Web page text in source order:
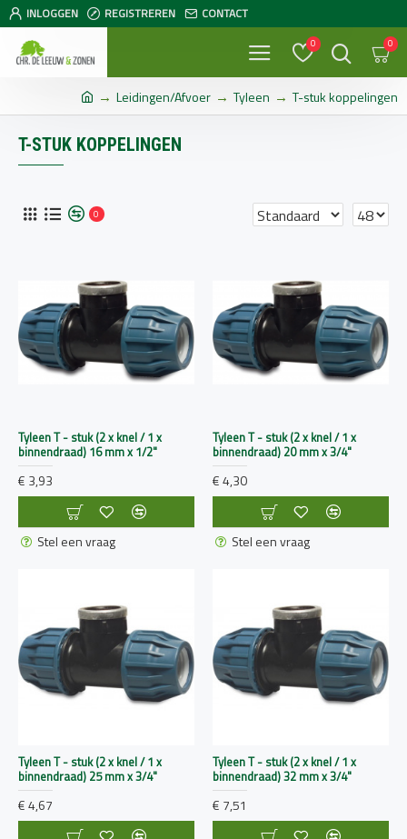
INLOGGEN REGISTREREN CONTACT
0 0
Leidingen/Afvoer Tyleen T-stuk koppelingen
T-STUK KOPPELINGEN
0
Tyleen T - stuk (2 x knel / 1 x
binnendraad) 16 mm x 1/2"
€ 3,93
Stel een vraag
Tyleen T - stuk (2 x knel / 1 x
binnendraad) 20 mm x 3/4"
€ 4,30
Stel een vraag
Tyleen T - stuk (2 x knel / 1 x
binnendraad) 25 mm x 3/4"
€ 4,67
Tyleen T - stuk (2 x knel / 1 x
binnendraad) 32 mm x 3/4"
€ 7,51